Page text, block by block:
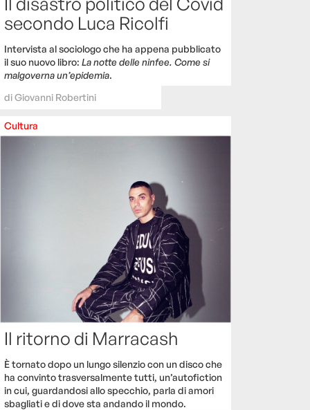
secondo Luca Ricolfi
Intervista al sociologo che ha appena pubblicato
il suo nuovo libro: La notte delle ninfee. Come si
malgoverna un’epidemia.
diGiovanni Robertini
Cultura
Il ritorno di Marracash
È tornato dopo un lungo silenzio con un disco che
ha convinto trasversalmente tutti, un’autofiction
in cui, guardandosi allo specchio, parla di amori
sbagliati e di dove sta andando il mondo.